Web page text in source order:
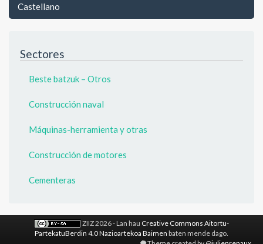
Castellano
Sectores
Beste batzuk – Otros
Construcción naval
Máquinas-herramienta y otras
Construcción de motores
Cementeras
ZIIZ 2026 - Lan hau Creative Commons Aitortu-
PartekatuBerdin 4.0 Nazioartekoa Baimen baten mende dago.